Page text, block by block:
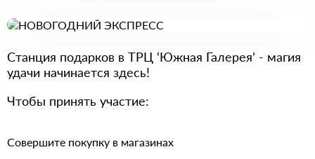
Станция подарков в ТРЦ ‘Южная Галерея’ - магия
удачи начинается здесь!
Чтобы принять участие:
Совершите покупку в магазинах